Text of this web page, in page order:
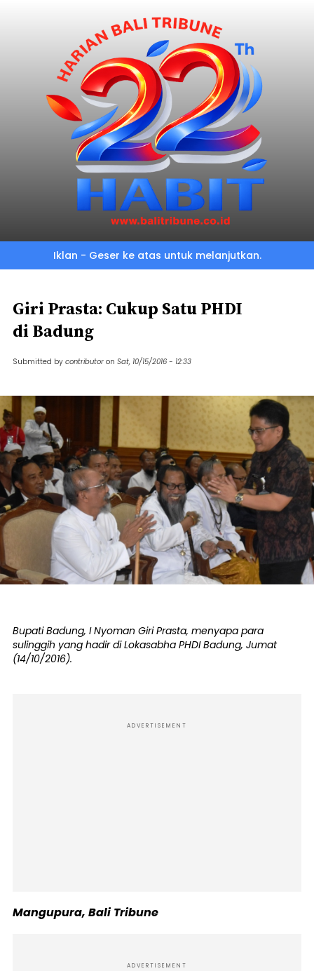
Iklan - Geser ke atas untuk melanjutkan.
Giri Prasta: Cukup Satu PHDI
di Badung
Submitted by contributor on Sat, 10/15/2016 - 12:33
Bupati Badung, I Nyoman Giri Prasta, menyapa para
sulinggih yang hadir di Lokasabha PHDI Badung, Jumat
(14/10/2016).
ADVERTISEMENT
Mangupura, Bali Tribune
ADVERTISEMENT